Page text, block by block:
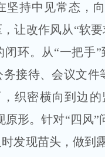
坚持中见常态，
让改作风从“软
环。从“一把手
接待、会议文
织密横向到边
原形。针对“四风
发现苗头，做到